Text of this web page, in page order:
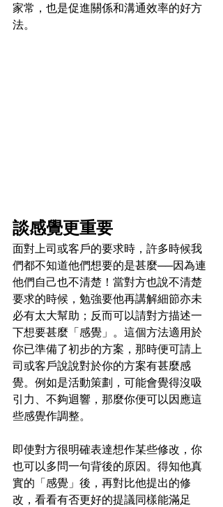
家常，也是促進關係和溝通效率的好方
法。
談感覺更重要
面對上司或客戶的要求時，許多時候我
們都不知道他們想要的是甚麼──因為連
他們自己也不清楚！當對方也說不清楚
要求的時候，勉強要他再講解細節亦未
必有太大幫助；反而可以請對方描述一
下想要甚麼「感覺」。這個方法適用於
你已準備了初步的方案，那時便可請上
司或客戶說說對於你的方案有甚麼感
覺。例如是活動策劃，可能會覺得沒吸
引力、不夠迴響，那麼你便可以因應這
些感覺作調整。
即使對方很明確表達想作某些修改，你
也可以多問一句背後的原因。得知他真
實的「感覺」後，再對比他提出的修
改，看看有否更好的提議同樣能滿足